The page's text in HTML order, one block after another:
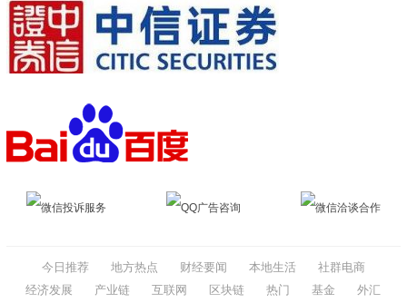
微信投诉服务 QQ广告咨询 微信洽谈合作
今日推荐 地方热点 财经要闻 本地生活
社群电商
经济发展
产业链 互联网 区块链 热门 基金 外汇